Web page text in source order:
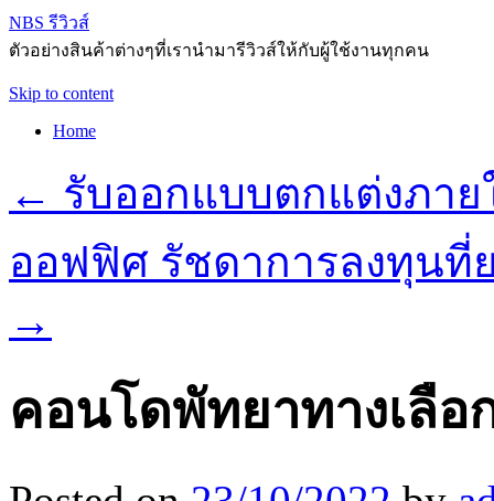
NBS รีวิวส์
ตัวอย่างสินค้าต่างๆที่เรานำมารีวิวส์ให้กับผู้ใช้งานทุกคน
Skip to content
Home
← รับออกแบบตกแต่งภา
ออฟฟิศ รัชดาการลงทุนที่
→
คอนโดพัทยาทางเลือ